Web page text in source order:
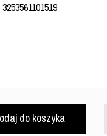
do koszyka